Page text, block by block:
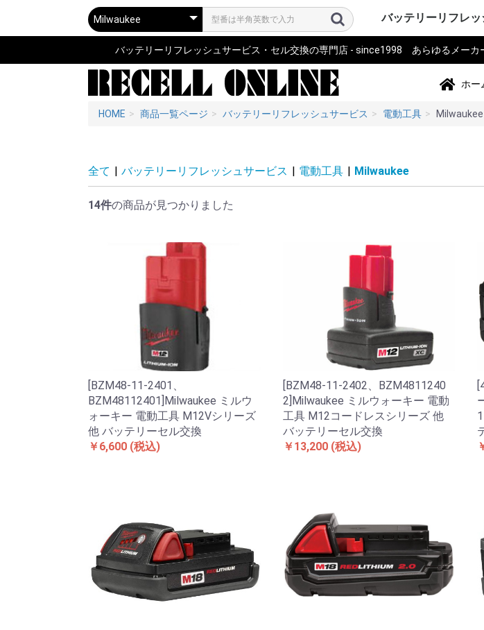
バッテリーリフレ
パソコン PC・サー
器
測量機器
計測器・測定器・分
電動工具
作業機器・検査機器
電動アシスト自転車
椅子
カメラ・ストロボ
投光器・顕微鏡
アイボ AIBO SONY
ロボット・コントロ
オーディオ・ビジ
ター
スマホ・タブレッ
の他端末
プリンター・スキャ
電源モジュール・
ッテリー
無線機・電話機・
ドローン・ラジコ
ン・リモコン
パーソナルモビリ
ート
ハンディーターミ
リーダー
ナビ・自動車バイ
ー
掃除機・洗浄機・空
コードレスフォン
通信カラオケ・デン
誘導非常灯・住設警
住宅設備・施設設備
バックアップ電源
電源装置)
事務機器・辞書・
ムレコーダー
健康・美容家電
ポンプ
農業・園芸・除雪機
おもちゃ・楽器・
ー
Panasonic SANYO
その他
バッテリーリフレッシュサービス・セル交換の専門店 - since1998 あらゆるメーカ
ホー
HOME 商品一覧ページ バッテリーリフレッシュサービス 電動工具 Milwaukee
全て | バッテリーリフレッシュサービス | 電動工具 | Milwaukee
14件の商品が見つかりました
[BZM48-11-2401、
BZM48112401]Milwaukee ミルウ
ォーキー 電動工具 M12Vシリーズ
他 バッテリーセル交換
￥6,600 (税込)
[B​Z​M​4​8​-​1​1​-​2​4​0​2、B​Z​M​4​8​1​1​2​4​0​
2]Milwaukee ミルウォーキー 電動
工具 M​1​2​コ​ー​ド​レ​ス​シ​リ​ー​ズ 他
バッテリーセル交換
￥13,200 (税込)